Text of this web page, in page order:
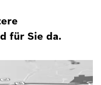
für Sie da.